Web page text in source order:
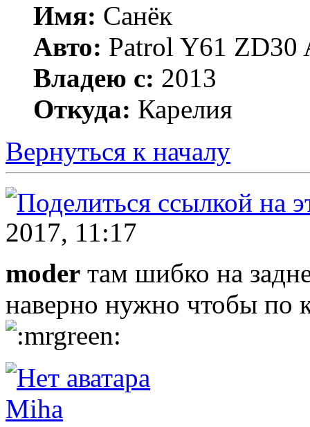
Имя: Санёк
Авто: Patrol Y61 ZD30
Владею с: 2013
Откуда: Карелия
Вернуться к началу
2017, 11:17
moder там шибко на
наверно нужно чтобы по
Miha